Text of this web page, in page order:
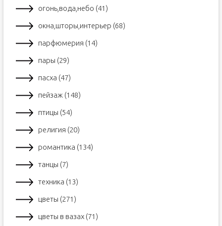
огонь,вода,небо (41)
окна,шторы,интерьер (68)
парфюмерия (14)
пары (29)
пасха (47)
пейзаж (148)
птицы (54)
религия (20)
романтика (134)
танцы (7)
техника (13)
цветы (271)
цветы в вазах (71)